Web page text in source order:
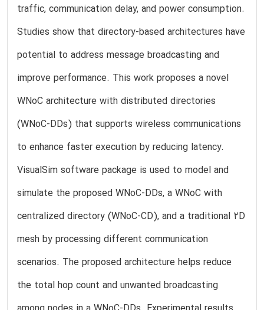
traffic, communication delay, and power consumption.
Studies show that directory-based architectures have
potential to address message broadcasting and
improve performance. This work proposes a novel
WNoC architecture with distributed directories
(WNoC-DDs) that supports wireless communications
to enhance faster execution by reducing latency.
VisualSim software package is used to model and
simulate the proposed WNoC-DDs, a WNoC with
centralized directory (WNoC-CD), and a traditional 2D
mesh by processing different communication
scenarios. The proposed architecture helps reduce
the total hop count and unwanted broadcasting